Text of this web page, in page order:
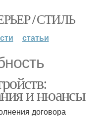
/ СТИЛЬ
статьи
и нюансы
договора